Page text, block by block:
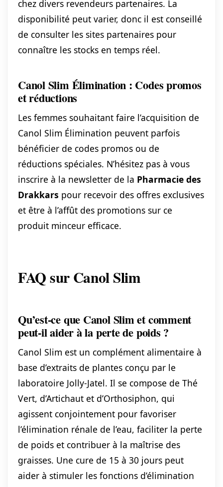
chez divers revendeurs partenaires. La
disponibilité peut varier, donc il est conseillé
de consulter les sites partenaires pour
connaître les stocks en temps réel.
Canol Slim Élimination : Codes promos
et réductions
Les femmes souhaitant faire l’acquisition de
Canol Slim Élimination peuvent parfois
bénéficier de codes promos ou de
réductions spéciales. N’hésitez pas à vous
inscrire à la newsletter de la Pharmacie des
Drakkars pour recevoir des offres exclusives
et être à l’affût des promotions sur ce
produit minceur efficace.
FAQ sur Canol Slim
Qu’est-ce que Canol Slim et comment
peut-il aider à la perte de poids ?
Canol Slim est un complément alimentaire à
base d’extraits de plantes conçu par le
laboratoire Jolly-Jatel. Il se compose de Thé
Vert, d’Artichaut et d’Orthosiphon, qui
agissent conjointement pour favoriser
l’élimination rénale de l’eau, faciliter la perte
de poids et contribuer à la maîtrise des
graisses. Une cure de 15 à 30 jours peut
aider à stimuler les fonctions d’élimination